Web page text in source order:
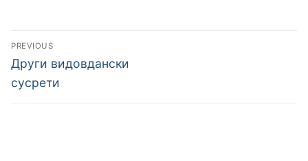
PREVIOUS
Други видовдански
сусрети